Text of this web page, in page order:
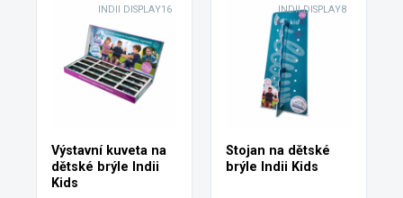
INDII DISPLAY16
Výstavní kuveta na
dětské brýle Indii
Kids
INDII DISPLAY8
Stojan na dětské
brýle Indii Kids